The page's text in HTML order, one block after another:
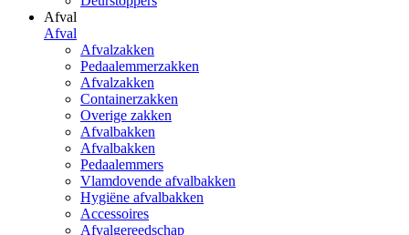
Afval
Afval
Afvalzakken
Pedaalemmerzakken
Afvalzakken
Containerzakken
Overige zakken
Afvalbakken
Afvalbakken
Pedaalemmers
Vlamdovende afvalbakken
Hygiëne afvalbakken
Accessoires
Afvalgereedschap